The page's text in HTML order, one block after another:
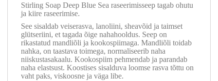
Stirling Soap Deep Blue Sea raseerimisseep tagab ohutu
ja kiire raseerimise.
See sisaldab veiserasva, lanoliini, sheavõid ja taimset
glütseriini, et tagada õige nahahooldus. Seep on
rikastatud mandliõli ja kookospiimaga. Mandliõli toidab
nahka, on taastava toimega, normaliseerib naha
niiskustasakaalu. Kookospiim pehmendab ja parandab
naha elastsust. Koostises sisalduva loomse rasva tõttu on
vaht paks, viskoosne ja väga libe.